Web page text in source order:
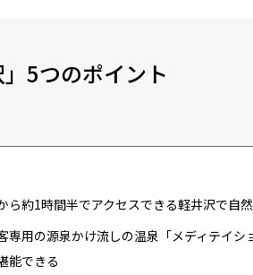
」5つのポイント
ら約1時間半でアクセスできる軽井沢で自
専用の源泉かけ流しの温泉「メディテイシ
能できる